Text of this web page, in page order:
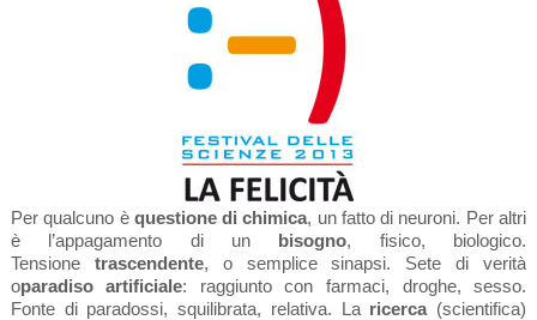
Per qualcuno è questione di chimica, un fatto di neuroni. Per altri
è l’appagamento di un
bisogno, fisico, biologico.
Tensione trascendente, o semplice sinapsi. Sete di verità
oparadiso artificiale: raggiunto con farmaci, droghe, sesso.
Fonte di paradossi, squilibrata, relativa. La ricerca(scientifica)